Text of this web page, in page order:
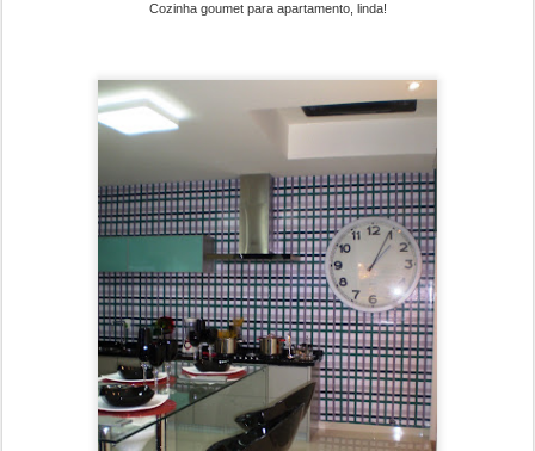
Cozinha goumet para apartamento, linda!